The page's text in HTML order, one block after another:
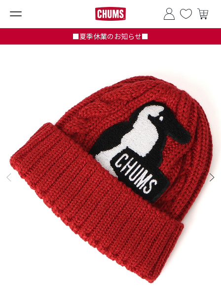
■夏季休業のお知らせ■